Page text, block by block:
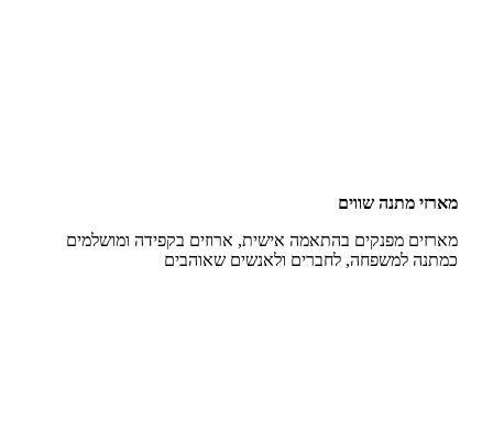
מארזי מתנה שווים
מארזים מפנקים בהתאמה אישית, ארוזים בקפידה ומושלמים
כמתנה למשפחה, לחברים ולאנשים שאוהבים